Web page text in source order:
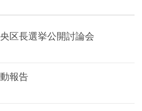
区長選挙公開討論会
報告